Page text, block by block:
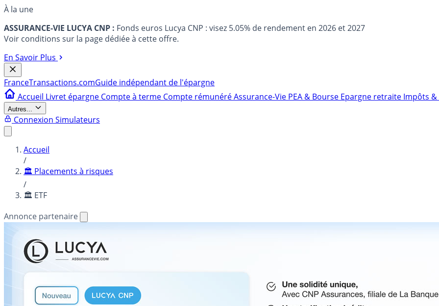
À la une
ASSURANCE-VIE LUCYA CNP : Fonds euros Lucya CNP : visez 5.05% de rendement en 2026 et 2027
Voir conditions sur la page dédiée à cette offre.
En Savoir Plus
FranceTransactions.comGuide indépendant de l'épargne
Accueil Livret épargne Compte à terme Compte rémunéréAssurance-Vie PEA & Bourse Epargne retraite Impôts &
Autres...
Connexion Simulateurs
Accueil
/
🏛️ Placements à risques
/
🏛️ ETF
Annonce partenaire